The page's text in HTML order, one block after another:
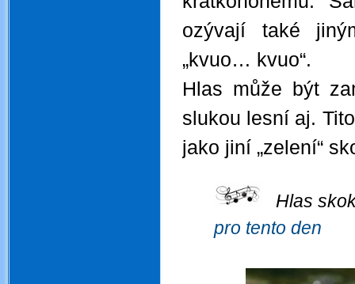
ozývají také
„kvuo… kvuo“.
Hlas může být
slukou lesní aj.
jako jiní „zelení“
Hlas
pro tento den